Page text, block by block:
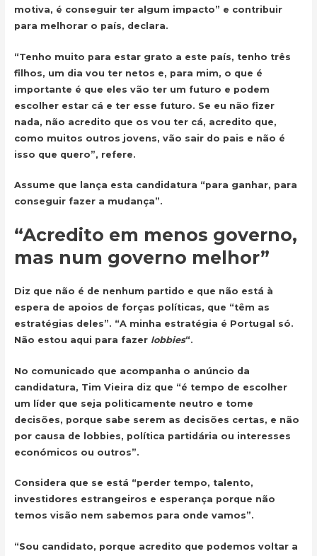
motiva, é conseguir ter algum impacto” e contribuir
para melhorar o país, declara.
“Tenho muito para estar grato a este país, tenho três
filhos, um dia vou ter netos e, para mim, o que é
importante é que eles vão ter um futuro e podem
escolher estar cá e ter esse futuro. Se eu não fizer
nada, não acredito que os vou ter cá, acredito que,
como muitos outros jovens, vão sair do pais e não é
isso que quero”, refere.
Assume que lança esta candidatura “para ganhar, para
conseguir fazer a mudança”.
“Acredito em menos governo,
mas num governo melhor”
Diz que não é de nenhum partido e que não está à
espera de apoios de forças políticas, que “têm as
estratégias deles”. “A minha estratégia é Portugal só.
Não estou aqui para fazer lobbies“.
No comunicado que acompanha o anúncio da
candidatura, Tim Vieira diz que “é tempo de escolher
um líder que seja politicamente neutro e tome
decisões, porque sabe serem as decisões certas, e não
por causa de lobbies, política partidária ou interesses
económicos ou outros”.
Considera que se está “perder tempo, talento,
investidores estrangeiros e esperança porque não
temos visão nem sabemos para onde vamos”.
“Sou candidato, porque acredito que podemos voltar a